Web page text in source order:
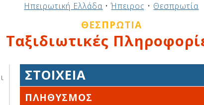
Ηπειρωτική Ελλάδα •Ήπειρος • Θεσπρωτία
ΘΕΣΠΡΩΤΊΑ
Ταξιδιωτικές
ΣΤΟΙΧΕΊΑ
ΠΛΗΘΥΣΜΌΣ